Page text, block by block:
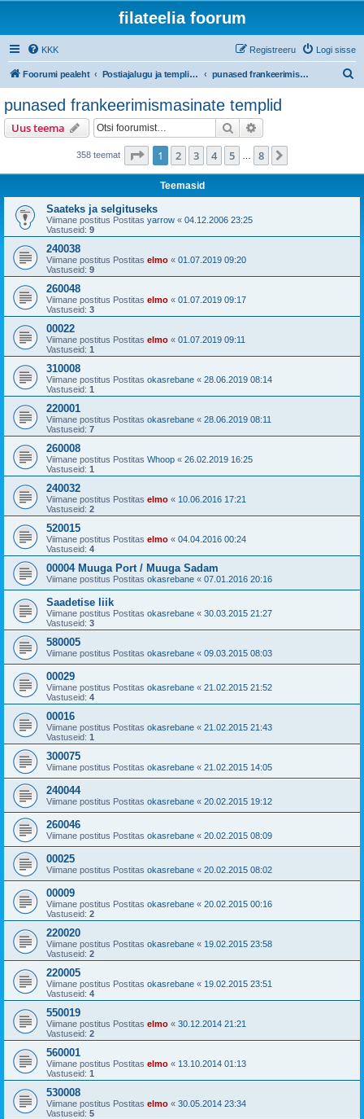
filateelia foorum
KKK Logi sisse
Registreeru
Foorumi pealeht Postiajalugu ja templijäljendite kogumine punased frankeerimismasinate templid
punased frankeerimismasinate templid
Uus teema Otsi
358 teemat . leht8 -st
1 2 3 4 5 8
Teemasid
Saateks ja selgituseks
Viimane postitus Postitas yarrow « 04.12.2006 23:25
Vastuseid: 9
240038
Viimane postitus Postitas elmo « 01.07.2019 09:20
Vastuseid: 9
260048
Viimane postitus Postitas elmo « 01.07.2019 09:17
Vastuseid: 3
00022
Viimane postitus Postitas elmo « 01.07.2019 09:11
Vastuseid: 1
310008
Viimane postitus Postitas okasrebane « 28.06.2019 08:14
Vastuseid: 1
220001
Viimane postitus Postitas okasrebane « 28.06.2019 08:11
Vastuseid: 7
260008
Viimane postitus Postitas Whoop « 26.02.2019 16:25
Vastuseid: 1
240032
Viimane postitus Postitas elmo « 10.06.2016 17:21
Vastuseid: 2
520015
Viimane postitus Postitas elmo « 04.04.2016 00:24
Vastuseid: 4
00004 Muuga Port / Muuga Sadam
Viimane postitus Postitas okasrebane « 07.01.2016 20:16
Saadetise liik
Viimane postitus Postitas okasrebane « 30.03.2015 21:27
Vastuseid: 3
580005
Viimane postitus Postitas okasrebane « 09.03.2015 08:03
00029
Viimane postitus Postitas okasrebane « 21.02.2015 21:52
Vastuseid: 4
00016
Viimane postitus Postitas okasrebane « 21.02.2015 21:43
Vastuseid: 1
300075
Viimane postitus Postitas okasrebane « 21.02.2015 14:05
240044
Viimane postitus Postitas okasrebane « 20.02.2015 19:12
260046
Viimane postitus Postitas okasrebane « 20.02.2015 08:09
00025
Viimane postitus Postitas okasrebane « 20.02.2015 08:02
00009
Viimane postitus Postitas okasrebane « 20.02.2015 00:16
Vastuseid: 2
220020
Viimane postitus Postitas okasrebane « 19.02.2015 23:58
Vastuseid: 2
220005
Viimane postitus Postitas okasrebane « 19.02.2015 23:51
Vastuseid: 4
550019
Viimane postitus Postitas elmo « 30.12.2014 21:21
Vastuseid: 2
560001
Viimane postitus Postitas elmo « 13.10.2014 01:13
Vastuseid: 1
530008
Viimane postitus Postitas elmo « 30.05.2014 23:34
Vastuseid: 5